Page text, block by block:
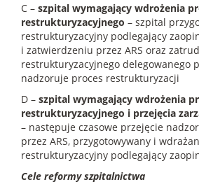
C – szpital wymagający wdrożenia
restrukturyzacyjnego – szpital
restrukturyzacyjny podlegający
i zatwierdzeniu przez ARS oraz
restrukturyzacyjnego delegowanego
nadzoruje proces restrukturyzacji
D – szpital wymagający wdrożenia
restrukturyzacyjnego i przejęcia
– następuje czasowe przejęcie
przez ARS, przygotowywany i
restrukturyzacyjny podlegający
Cele reformy szpitalnictwa